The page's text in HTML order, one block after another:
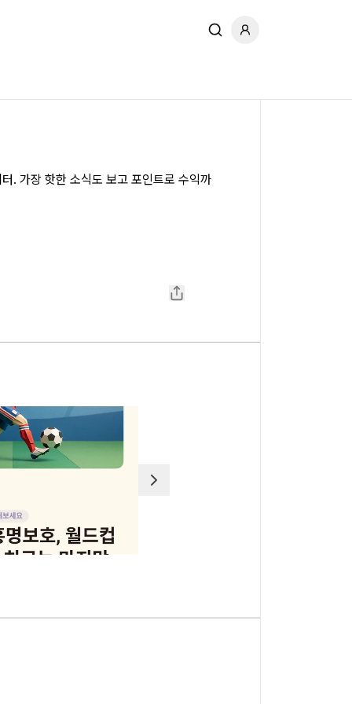
소식도 보고 포인트로 수익까